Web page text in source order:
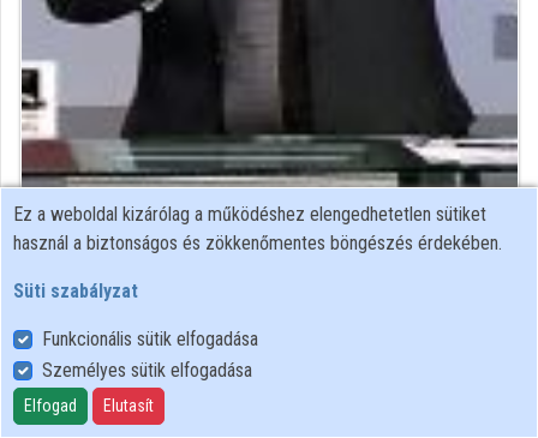
filozófus
Közreműködő felvételei
Névjegyek
Névjegy
Ez a weboldal kizárólag a működéshez elengedhetetlen sütiket
használ a biztonságos és zökkenőmentes böngészés érdekében.
Süti szabályzat
Funkcionális sütik elfogadása
Személyes sütik elfogadása
Elfogad Elutasít